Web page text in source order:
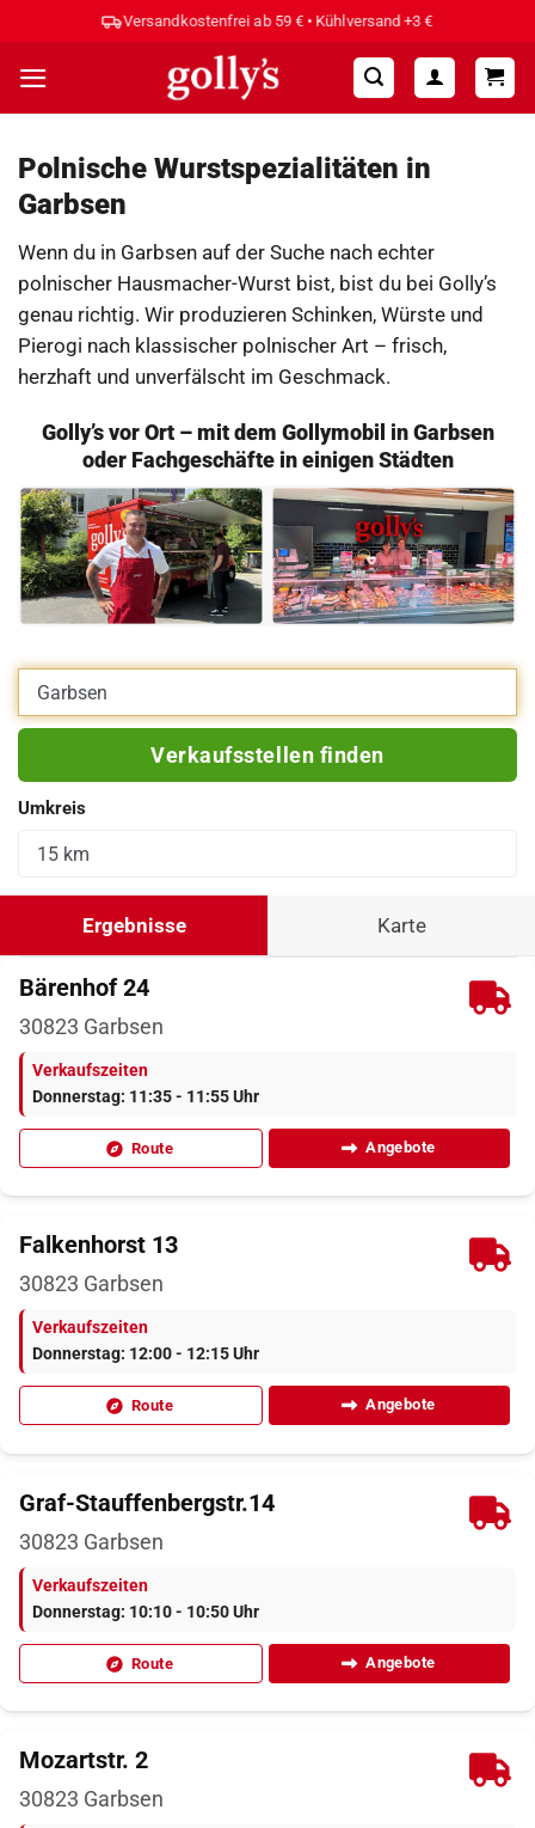
springen
Hohe Kundenzufriedenheit ⭐⭐⭐⭐⭐
Polnische Wurstspezialitäten in
Garbsen
Wenn du in Garbsen auf der Suche nach echter
polnischer Hausmacher-Wurst bist, bist du bei Golly’s
genau richtig. Wir produzieren Schinken, Würste und
Pierogi nach klassischer polnischer Art – frisch,
herzhaft und unverfälscht im Geschmack.
Golly’s vor Ort – mit dem Gollymobil in Garbsen
oder Fachgeschäfte in einigen Städten
Eigene Adresse eingeben
Verkaufsstellen finden
Umkreis
Ergebnisse Karte
Bärenhof 24
30823 Garbsen
Verkaufszeiten
Donnerstag: 11:35 - 11:55 Uhr
Route Angebote
Falkenhorst 13
30823 Garbsen
Verkaufszeiten
Donnerstag: 12:00 - 12:15 Uhr
Route Angebote
Graf-Stauffenbergstr.14
30823 Garbsen
Verkaufszeiten
Donnerstag: 10:10 - 10:50 Uhr
Route Angebote
Mozartstr. 2
30823 Garbsen